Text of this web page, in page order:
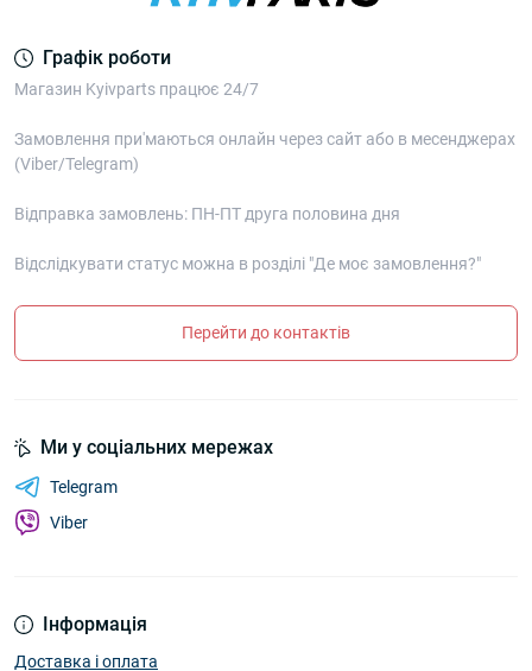
Графік роботи
Магазин Kyivparts працює 24/7
Замовлення при'маються онлайн через сайт або в месенджерах
(Viber/Telegram)
Відправка замовлень: ПН-ПТ друга половина дня
Відслідкувати статус можна в розділі "Де моє замовлення?"
Перейти до контактів
Інформація
Доставка і оплата
Ми у соціальних мережах
Telegram
Viber